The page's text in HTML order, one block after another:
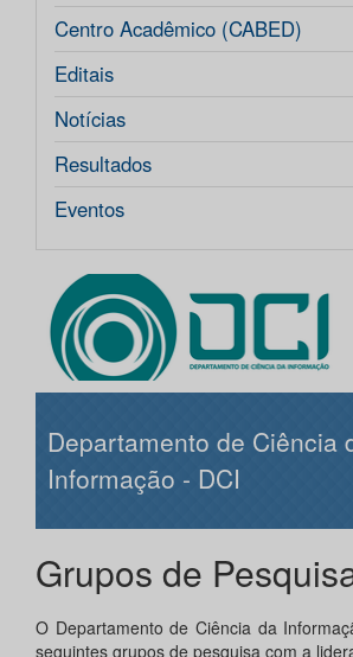
Centro Acadêmico (CABED)
Editais
Notícias
Resultados
Eventos
Departamento de Ciência
Informação - DCI
Grupos de
O Departamento de Ciência da
seguintes grupos de pesquisa com a